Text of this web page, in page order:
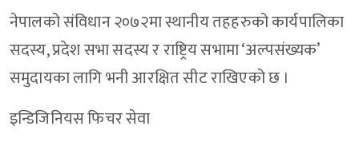
नेपालको संविधान २०७२मा स्थानीय तहहरुको कार्यपालिका
सदस्य, प्रदेश सभा सदस्य र राष्ट्रिय सभामा ‘अल्पसंख्यक’
समुदायका लागि भनी आरक्षित सीट राखिएको छ ।
इन्डिजिनियस फिचर सेवा